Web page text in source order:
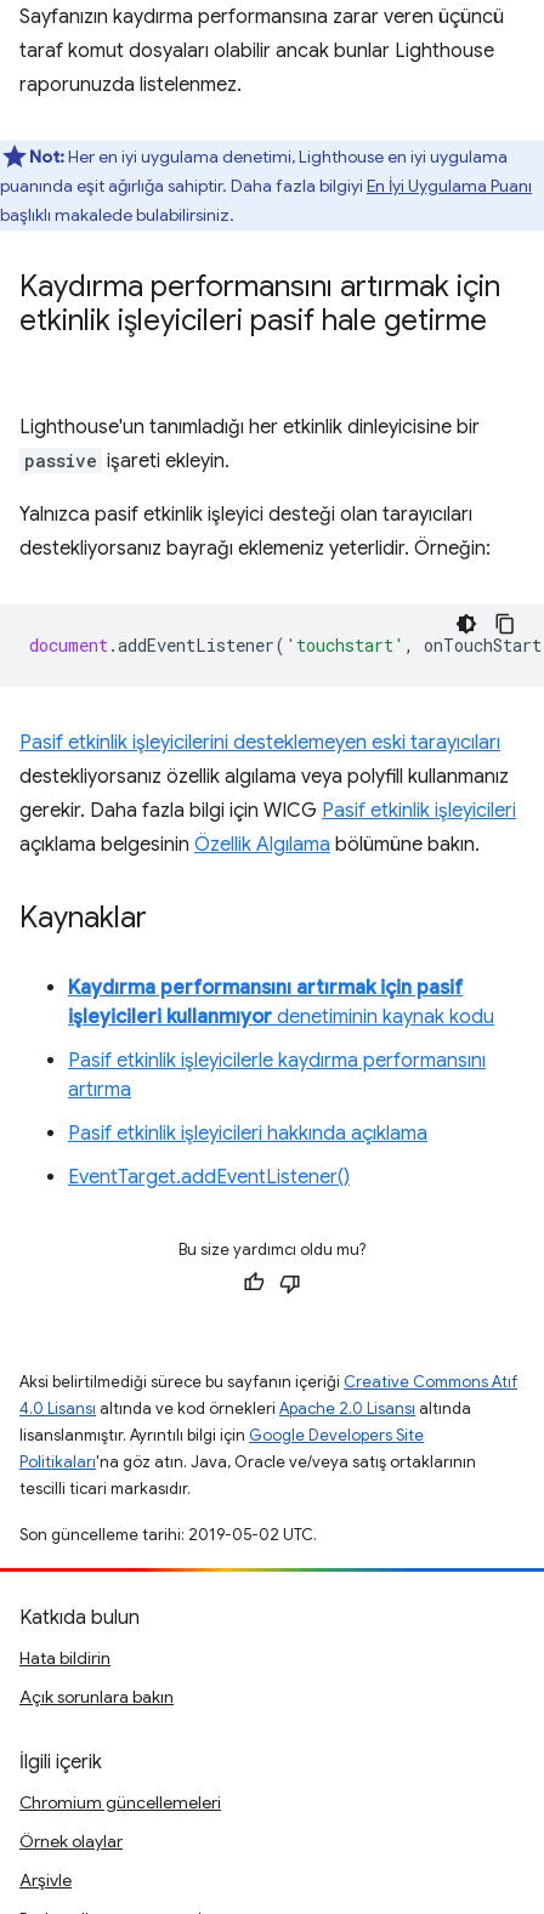
Sayfanızın kaydırma performansına zarar veren üçüncü
taraf komut dosyaları olabilir ancak bunlar Lighthouse
raporunuzda listelenmez.
Not:Her en iyi uygulama denetimi, Lighthouse en iyi uygulama
puanında eşit ağırlığa sahiptir. Daha fazla bilgiyi En İyi Uygulama Puanı
başlıklı makalede bulabilirsiniz.
Kaydırma performansını artırmak için
etkinlik işleyicileri pasif hale getirme
Lighthouse'un tanımladığı her etkinlik dinleyicisine bir
passive işareti ekleyin.
Yalnızca pasif etkinlik işleyici desteği olan tarayıcıları
destekliyorsanız bayrağı eklemeniz yeterlidir. Örneğin:
document .addEventListener( 'touchstart' , onTouchStart
Pasif etkinlik işleyicilerini desteklemeyen eski tarayıcıları
destekliyorsanız özellik algılama veya polyfill kullanmanız
gerekir. Daha fazla bilgi için WICG Pasif etkinlik işleyicileri
açıklama belgesinin Özellik Algılama bölümüne bakın.
Kaynaklar
Kaydırma performansını artırmak için pasif
işleyicileri kullanmıyor denetiminin kaynak kodu
Pasif etkinlik işleyicilerle kaydırma performansını
artırma
Pasif etkinlik işleyicileri hakkında açıklama
EventTarget.addEventListener()
Bu size yardımcı oldu mu?
Aksi belirtilmediği sürece bu sayfanın içeriği Creative Commons Atıf
4.0 Lisansı altında ve kod örnekleri Apache 2.0 Lisansı altında
lisanslanmıştır. Ayrıntılı bilgi için Google Developers Site
Politikaları'na göz atın. Java, Oracle ve/veya satış ortaklarının
tescilli ticari markasıdır.
Son güncelleme tarihi: 2019-05-02 UTC.
Katkıda bulun
Hata bildirin
Açık sorunlara bakın
İlgili içerik
Chromium güncellemeleri
Örnek olaylar
Arşivle